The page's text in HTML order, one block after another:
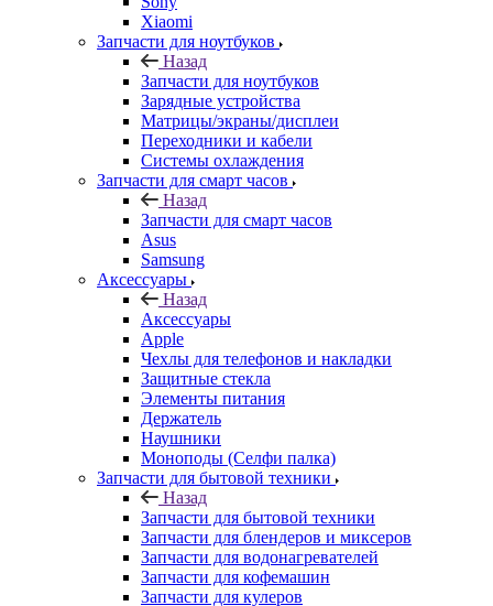
Запчасти для ноутбуков
Назад
Запчасти для ноутбуков
Зарядные устройства
Матрицы/экраны/дисплеи
Переходники и кабели
Системы охлаждения
Запчасти для смарт часов
Назад
Запчасти для смарт часов
Asus
Samsung
Аксессуары
Назад
Аксессуары
Apple
Чехлы для телефонов и накладки
Защитные стекла
Элементы питания
Держатель
Наушники
Моноподы (Селфи палка)
Запчасти для бытовой техники
Назад
Запчасти для бытовой техники
Запчасти для блендеров и миксеров
Запчасти для водонагревателей
Запчасти для кофемашин
Запчасти для кулеров
Запчасти для кухонных комбаинов